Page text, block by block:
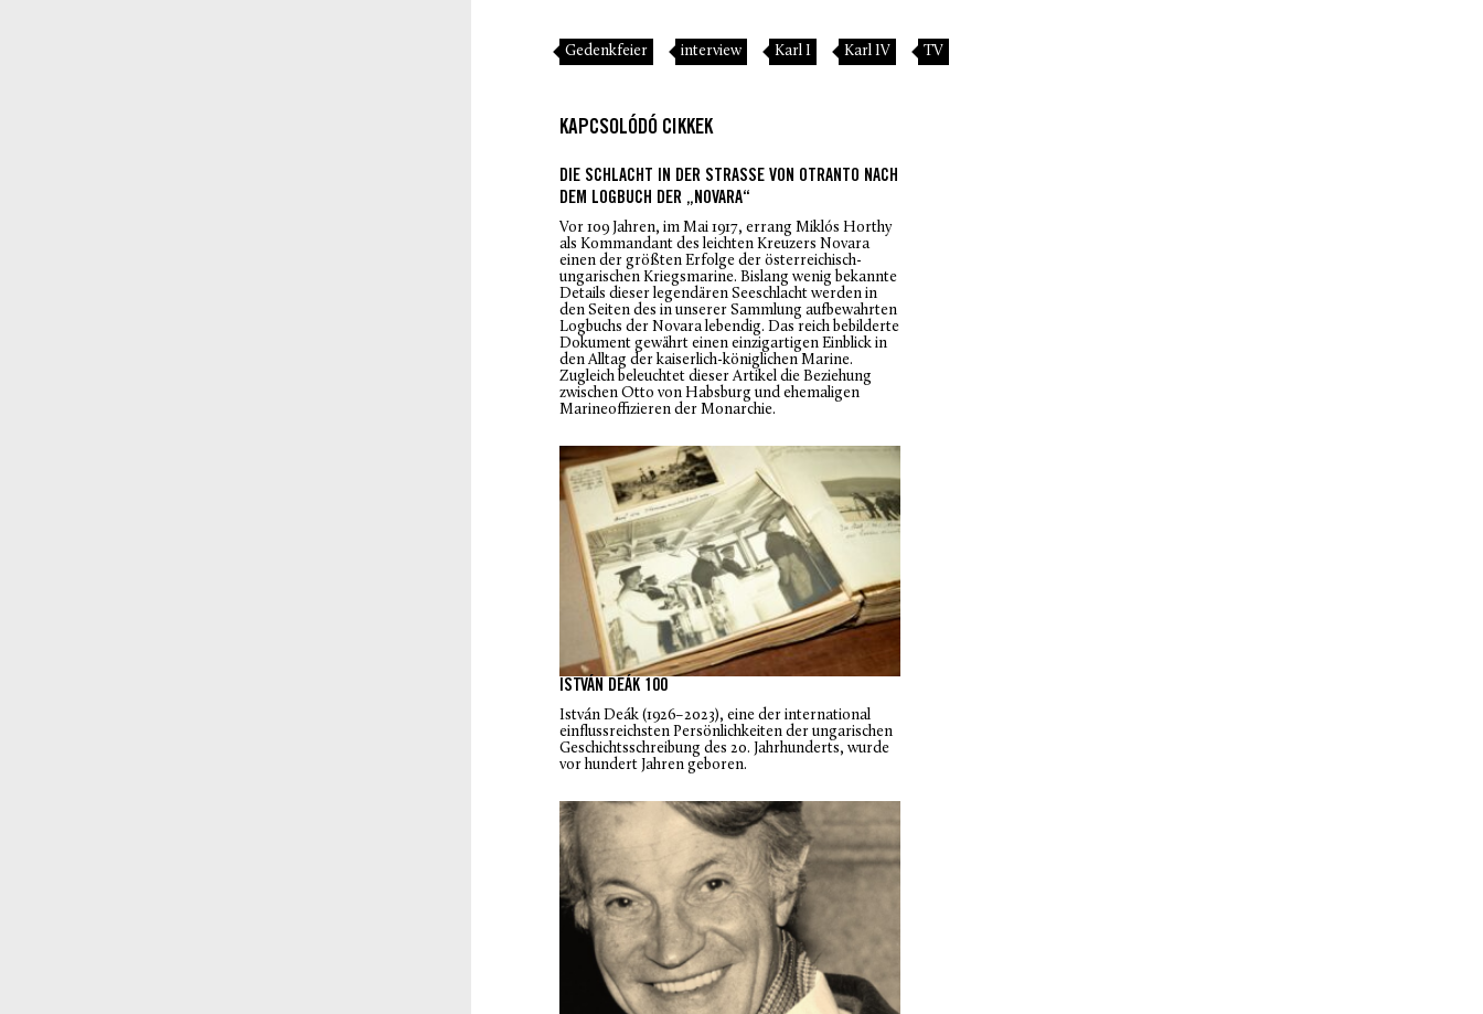
Gedenkfeier interview Karl I Karl IV TV
KAPCSOLÓDÓ CIKKEK
DIE SCHLACHT IN DER STRASSE VON OTRANTO NACH D
EM LOGBUCH DER „NOVARA“
Vor 109 Jahren, im Mai 1917, errang Miklós Horthy
als Kommandant des leichten Kreuzers Novara
einen der größten Erfolge der österreichisch-
ungarischen Kriegsmarine. Bislang wenig bekannte
Details dieser legendären Seeschlacht werden in
den Seiten des in unserer Sammlung aufbewahrten
Logbuchs der Novaralebendig. Das reich bebilderte
Dokument gewährt einen einzigartigen Einblick in
den Alltag der kaiserlich-königlichen Marine.
Zugleich beleuchtet dieser Artikel die Beziehung
zwischen Otto von Habsburg und ehemaligen
Marineoffizieren der Monarchie.
ISTVÁN DEÁK 100
István Deák (1926–2023), eine der international
einflussreichsten Persönlichkeiten der ungarischen
Geschichtsschreibung des 20. Jahrhunderts, wurde
vor hundert Jahren geboren.